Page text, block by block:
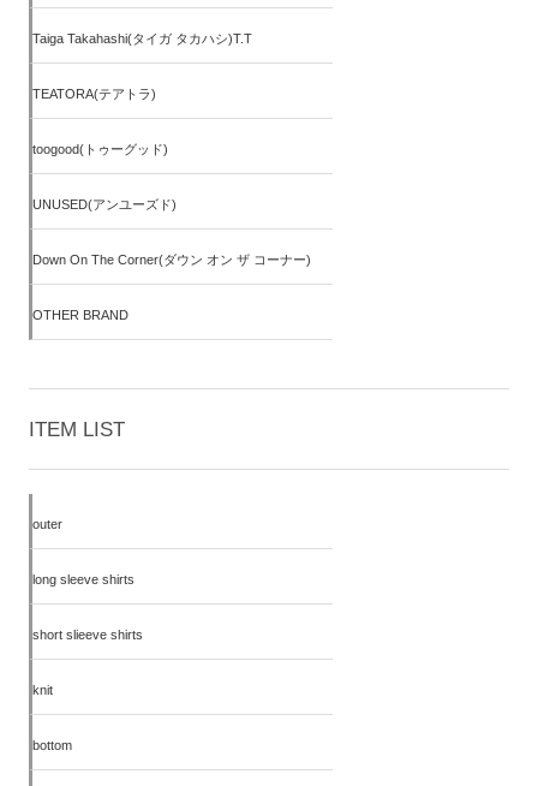
Taiga Takahashi(タイガ タカハシ)T.T
TEATORA(テアトラ)
toogood(トゥーグッド)
UNUSED(アンユーズド)
Down On The Corner(ダウン オン ザ コーナー)
OTHER BRAND
ITEM LIST
outer
long sleeve shirts
short slieeve shirts
knit
bottom